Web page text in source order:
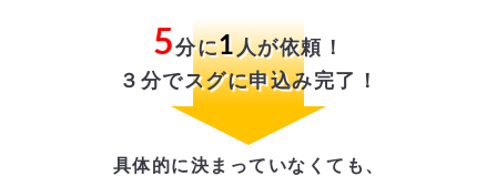
5分に1人が依頼！
３分でスグに申込み完了！
具体的に決まっていなくても、